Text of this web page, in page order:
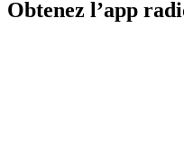
Obtenez l’app